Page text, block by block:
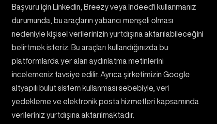
Başvuru için Linkedin, Breezy veya Indeed'i kullanmanız
durumunda, bu araçların yabancı menşeli olması
nedeniyle kişisel verilerinizin yurtdışına aktarılabileceğini
belirtmek isteriz. Bu araçları kullandığınızda bu
platformlarda yer alan aydınlatma metinlerini
incelemeniz tavsiye edilir. Ayrıca şirketimizin Google
altyapılı bulut sistem kullanması sebebiyle, veri
yedekleme ve elektronik posta hizmetleri kapsamında
verileriniz yurtdışına aktarılmaktadır.